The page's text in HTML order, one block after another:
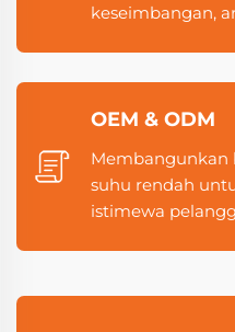
keseimbangan,
OEM & ODM
Membangunkan
suhu rendah
istimewa